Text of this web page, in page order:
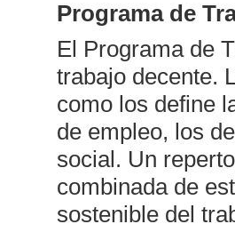
Programa de
El Programa de
trabajo decente.
como los define
de empleo, los
social. Un
combinada de
sostenible del